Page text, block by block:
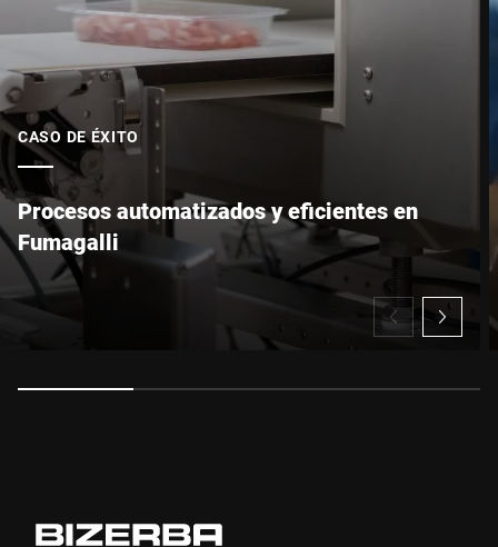
Escríbenos tu mensaje *
Por la presente confirmo que acepto el uso de mis datos para
procesar esta solicitud Se puede encontrar más información en
Declaración de protección de datos
CASO DE ÉXITO
Procesos automatizados y eficientes en
Fumagalli